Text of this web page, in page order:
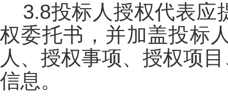
3.8投标人授权代表应
权委托书，并加盖投标
人、授权事项、授权项
信息。